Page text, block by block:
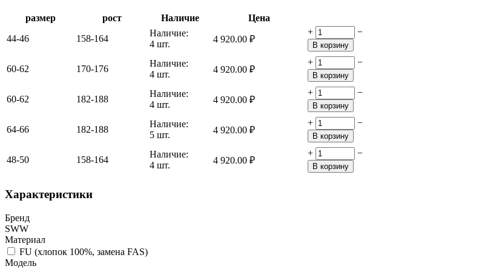
размер рост Наличие
Цена
44-46
158-164
Наличие:
4 шт.
4 920.00 ₽
+ −
В корзину
60-62 170-176
Наличие:
4 шт.
4 920.00 ₽
+ −
В корзину
60-62 182-188
Наличие:
4 шт.
4 920.00 ₽
+ −
В корзину
64-66 182-188
Наличие:
5 шт.
4 920.00 ₽
+ −
В корзину
48-50 158-164
Наличие:
4 шт.
4 920.00 ₽
+ −
В корзину
Характеристики
Бренд
SWW
Материал
FU (хлопок 100%, замена FAS)
Модель